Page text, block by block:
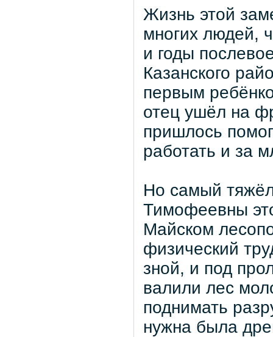
Жизнь этой
многих людей,
и годы
Казанского
первым
отец ушёл на
пришлось
работать и за
Но самый
Тимофеевны
Майском
физический
зной, и под
валили лес
поднимать
нужна была